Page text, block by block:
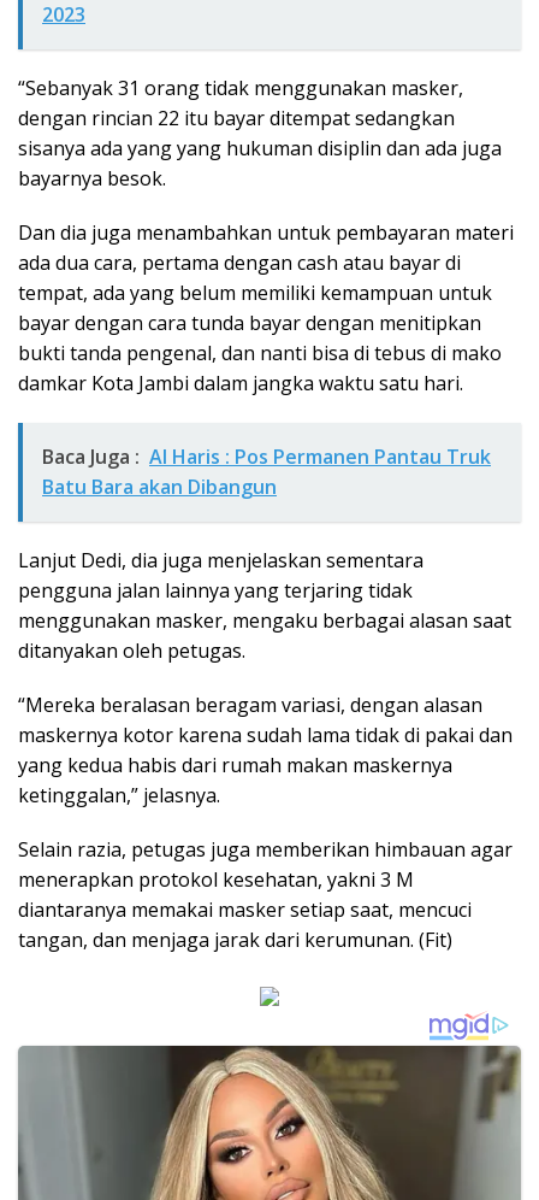
2023
“Sebanyak 31 orang tidak menggunakan masker,
dengan rincian 22 itu bayar ditempat sedangkan
sisanya ada yang yang hukuman disiplin dan ada juga
bayarnya besok.
Dan dia juga menambahkan untuk pembayaran materi
ada dua cara, pertama dengan cash atau bayar di
tempat, ada yang belum memiliki kemampuan untuk
bayar dengan cara tunda bayar dengan menitipkan
bukti tanda pengenal, dan nanti bisa di tebus di mako
damkar Kota Jambi dalam jangka waktu satu hari.
Baca Juga : Al Haris : Pos Permanen Pantau Truk
Batu Bara akan Dibangun
Lanjut Dedi, dia juga menjelaskan sementara
pengguna jalan lainnya yang terjaring tidak
menggunakan masker, mengaku berbagai alasan saat
ditanyakan oleh petugas.
“Mereka beralasan beragam variasi, dengan alasan
maskernya kotor karena sudah lama tidak di pakai dan
yang kedua habis dari rumah makan maskernya
ketinggalan,” jelasnya.
Selain razia, petugas juga memberikan himbauan agar
menerapkan protokol kesehatan, yakni 3 M
diantaranya memakai masker setiap saat, mencuci
tangan, dan menjaga jarak dari kerumunan. (Fit)